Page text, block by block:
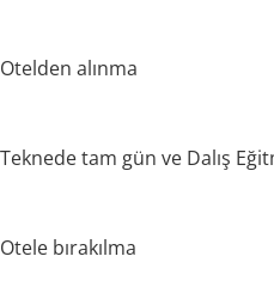
Otelden alınma
Teknede tam gün ve Dalış
Otele bırakılma